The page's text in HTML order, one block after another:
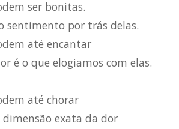
ser bonitas.
sentimento por trás delas.
até encantar
é o que elogiamos com elas.
até chorar
dimensão exata da dor